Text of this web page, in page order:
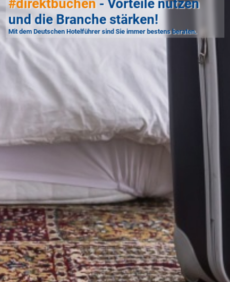
#direktbuchen - Vorteile nutzen
und die Branche stärken!
Mit dem Deutschen Hotelführer sind Sie immer bestens beraten.